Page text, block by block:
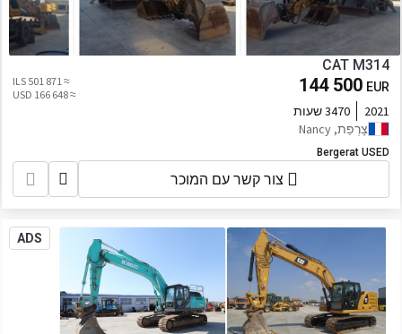
CAT M314
144 500 EUR
≈ 501 871 ILS
≈ 166 648 USD
2021
3470 שעות
צָרְפַת, Nancy
Bergerat USED
צור קשר עם המוכר
ADS